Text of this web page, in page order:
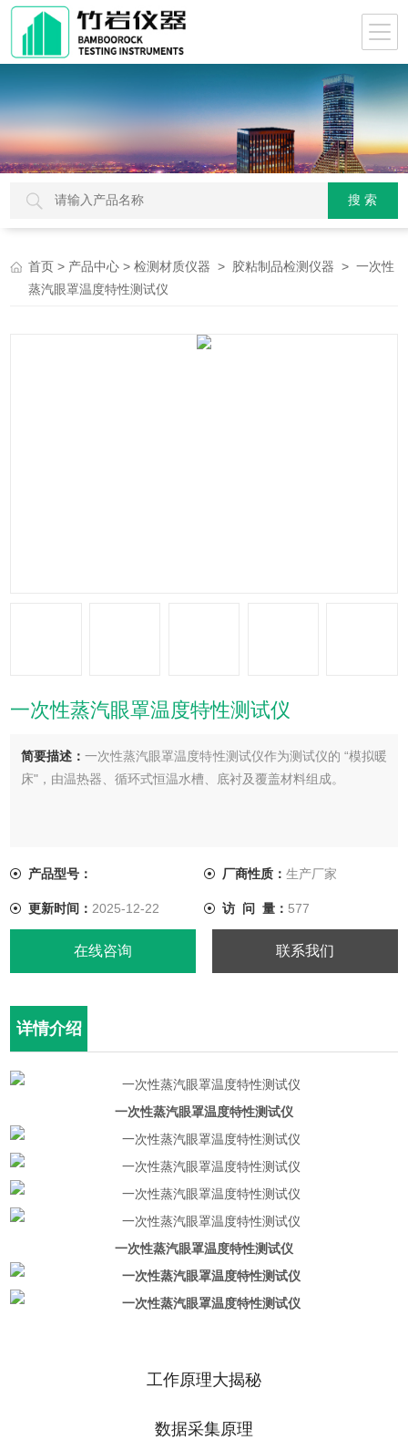
首页 > 产品中心 >检测材质仪器 > 胶粘制品检测仪器 > 一次性
蒸汽眼罩温度特性测试仪
一次性蒸汽眼罩温度特性测试仪
简要描述：一次性蒸汽眼罩温度特性测试仪作为测试仪的 “模拟暖
床"，由温热器、循环式恒温水槽、底衬及覆盖材料组成。
产品型号： 厂商性质： 生产厂家
更新时间： 2025-12-22 访 问 量： 577
在线咨询 联系我们
详情介绍
一次性蒸汽眼罩温度特性测试仪
一次性蒸汽眼罩温度特性测试仪
工作原理大揭秘
数据采集原理